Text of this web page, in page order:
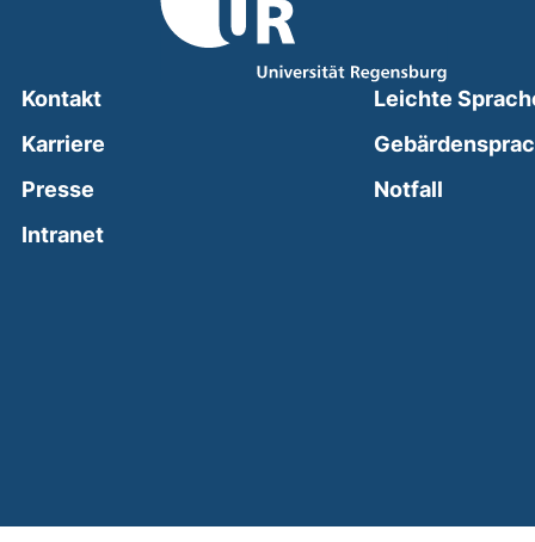
Kontakt
Karriere
Presse
Intranet(external link, opens in a new window)
Leichte
Notfall